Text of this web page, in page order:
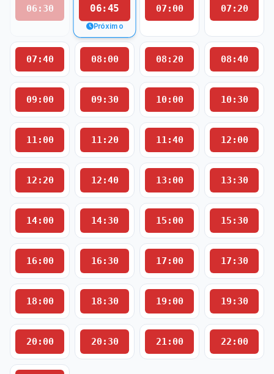
06:30 06:45
Próximo
07:00 07:20
07:40 08:00 08:20 08:40
09:00 09:30 10:00 10:30
11:00 11:20 11:40 12:00
12:20 12:40 13:00 13:30
14:00 14:30 15:00 15:30
16:00 16:30 17:00 17:30
18:00 18:30 19:00 19:30
20:00 20:30 21:00 22:00